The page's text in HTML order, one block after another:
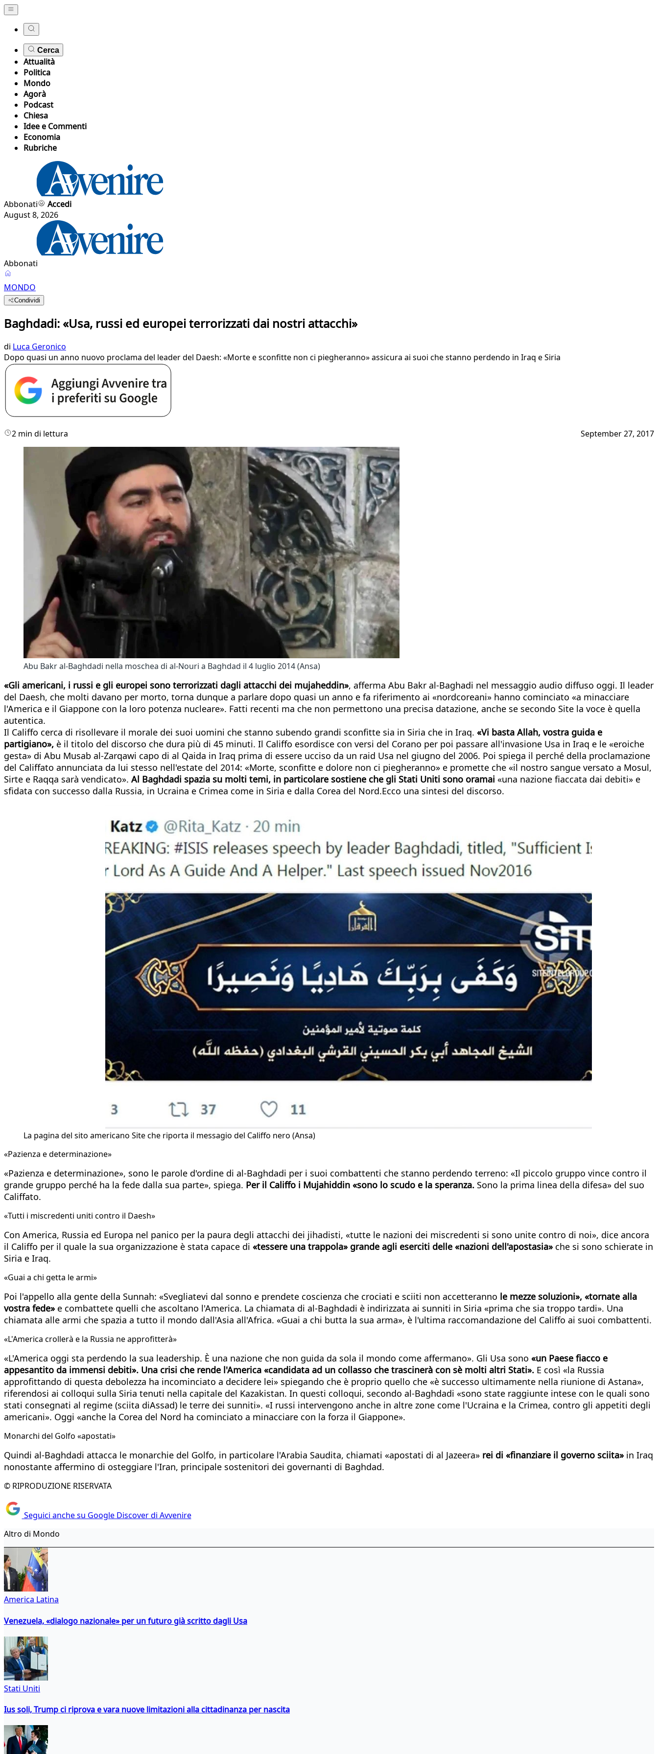
Cerca
Attualità
Politica
Mondo
Agorà
Podcast
Chiesa
Idee e Commenti
Economia
Rubriche
Abbonati
Accedi
August 8, 2026
Abbonati
MONDO
Condividi
Baghdadi: «Usa, russi ed europei terrorizzati dai nostri attacchi»
di Luca Geronico
Dopo quasi un anno nuovo proclama del leader del Daesh: «Morte e sconfitte non ci piegheranno» assicura ai suoi che stanno perdendo in Iraq e Siria
2 min di lettura September 27, 2017
Abu Bakr al-Baghdadi nella moschea di al-Nouri a Baghdad il 4 luglio 2014 (Ansa)
«Gli americani, i russi e gli europei sono terrorizzati dagli attacchi dei mujaheddin», afferma Abu Bakr al-Baghadi nel messaggio audio diffuso oggi. Il leader
del Daesh, che molti davano per morto, torna dunque a parlare dopo quasi un anno e fa riferimento ai «nordcoreani» hanno cominciato «a minacciare
l'America e il Giappone con la loro potenza nucleare». Fatti recenti ma che non permettono una precisa datazione, anche se secondo Site la voce è quella
autentica.
Il Califfo cerca di risollevare il morale dei suoi uomini che stanno subendo grandi sconfitte sia in Siria che in Iraq. «Vi basta Allah, vostra guida e
partigiano», è il titolo del discorso che dura più di 45 minuti. Il Califfo esordisce con versi del Corano per poi passare all'invasione Usa in Iraq e le «eroiche
gesta» di Abu Musab al-Zarqawi capo di al Qaida in Iraq prima di essere ucciso da un raid Usa nel giugno del 2006. Poi spiega il perché della proclamazione
del Califfato annunciata da lui stesso nell'estate del 2014: «Morte, sconfitte e dolore non ci piegheranno» e promette che «il nostro sangue versato a Mosul,
Sirte e Raqqa sarà vendicato». Al Baghdadi spazia su molti temi, in particolare sostiene che gli Stati Uniti sono oramai «una nazione fiaccata dai debiti» e
sfidata con successo dalla Russia, in Ucraina e Crimea come in Siria e dalla Corea del Nord.Ecco una sintesi del discorso.
La pagina del sito americano Site che riporta il messagio del Califfo nero (Ansa)
«Pazienza e determinazione»
«Pazienza e determinazione», sono le parole d'ordine di al-Baghdadi per i suoi combattenti che stanno perdendo terreno: «Il piccolo gruppo vince contro il
grande gruppo perché ha la fede dalla sua parte», spiega. Per il Califfo i Mujahiddin «sono lo scudo e la speranza. Sono la prima linea della difesa» del suo
Califfato.
«Tutti i miscredenti uniti contro il Daesh»
Con America, Russia ed Europa nel panico per la paura degli attacchi dei jihadisti, «tutte le nazioni dei miscredenti si sono unite contro di noi», dice ancora
il Califfo per il quale la sua organizzazione è stata capace di «tessere una trappola» grande agli eserciti delle «nazioni dell'apostasia» che si sono schierate in
Siria e Iraq.
«Guai a chi getta le armi»
Poi l'appello alla gente della Sunnah: «Svegliatevi dal sonno e prendete coscienza che crociati e sciiti non accetteranno le mezze soluzioni», «tornate alla
vostra fede» e combattete quelli che ascoltano l'America. La chiamata di al-Baghdadi è indirizzata ai sunniti in Siria «prima che sia troppo tardi». Una
chiamata alle armi che spazia a tutto il mondo dall'Asia all'Africa. «Guai a chi butta la sua arma», è l'ultima raccomandazione del Califfo ai suoi combattenti.
«L'America crollerà e la Russia ne approfitterà»
«L'America oggi sta perdendo la sua leadership. È una nazione che non guida da sola il mondo come affermano». Gli Usa sono «un Paese fiacco e
appesantito da immensi debiti». Una crisi che rende l'America «candidata ad un collasso che trascinerà con sè molti altri Stati». E così «la Russia
approfittando di questa debolezza ha incominciato a decidere lei» spiegando che è proprio quello che «è successo ultimamente nella riunione di Astana»,
riferendosi ai colloqui sulla Siria tenuti nella capitale del Kazakistan. In questi colloqui, secondo al-Baghdadi «sono state raggiunte intese con le quali sono
stati consegnati al regime (sciita diAssad) le terre dei sunniti». «I russi intervengono anche in altre zone come l'Ucraina e la Crimea, contro gli appetiti degli
americani». Oggi «anche la Corea del Nord ha cominciato a minacciare con la forza il Giappone».
Monarchi del Golfo «apostati»
Quindi al-Baghdadi attacca le monarchie del Golfo, in particolare l'Arabia Saudita, chiamati «apostati di al Jazeera» rei di «finanziare il governo sciita» in Iraq
nonostante affermino di osteggiare l'Iran, principale sostenitori dei governanti di Baghdad.
© RIPRODUZIONE RISERVATA
Seguici anche su Google Discover di Avvenire
Altro di Mondo
America Latina
Venezuela, «dialogo nazionale» per un futuro già scritto dagli Usa
Stati Uniti
Ius soli, Trump ci riprova e vara nuove limitazioni alla cittadinanza per nascita